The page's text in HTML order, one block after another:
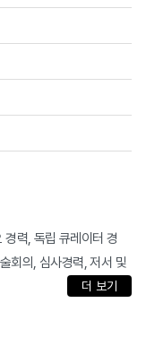
력, 독립 큐레이터 경
회의, 심사경력, 저서 및
더 보기